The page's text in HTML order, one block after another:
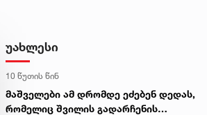
უახლესი
10 წუთის წინ
მაშველები ამ დრომდე ეძებენ დედას,
რომელიც შვილის გადარჩენის